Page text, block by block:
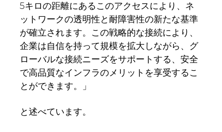
5キロの距離にあるこのアクセスにより、ネ
ットワークの透明性と耐障害性の新たな基準
が確立されます。この戦略的な接続により、
企業は自信を持って規模を拡大しながら、グ
ローバルな接続ニーズをサポートする、安全
で高品質なインフラのメリットを享受するこ
とができます。」
と述べています。